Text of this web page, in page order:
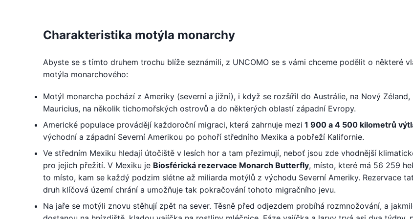
Charakteristika motýla monarchy
Abyste se s tímto druhem trochu blíže seznámili, z UNCOMO se s vámi chceme podělit o některé
motýla monarchového:
Motýl monarcha pochází z Ameriky (severní a jižní), i když se rozšířil do Austrálie, na Nový
Mauricius, na několik tichomořských ostrovů a do některých oblastí západní Evropy.
Americké populace provádějí každoroční migraci, která zahrnuje mezi 1 900 a 4 500 kilometrů
východní a západní Severní Amerikou po pohoří středního Mexika a pobřeží Kalifornie.
Ve středním Mexiku hledají útočiště v lesích hor a tam přezimují, neboť jsou zde vhodnější
pro jejich přežití. V Mexiku je Biosférická rezervace Monarch Butterfly, místo, které má 56 259
to místo, kam se každý podzim slétne až miliarda motýlů z východu Severní Ameriky. Rezervace
druh klíčová území chrání a umožňuje tak pokračování tohoto migračního jevu.
Na jaře se motýli znovu stěhují zpět na sever. Těsně před odjezdem probíhá rozmnožování, a